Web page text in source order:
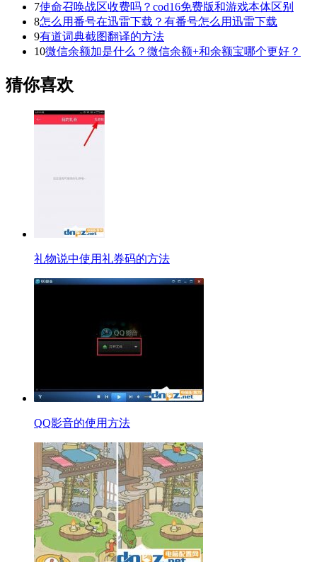
7使命召唤战区收费吗？cod16免费版和游戏本体区别
8怎么用番号在迅雷下载？有番号怎么用迅雷下载
9有道词典截图翻译的方法
10微信余额加是什么？微信余额+和余额宝哪个更好？
猜你喜欢
礼物说中使用礼券码的方法
QQ影音的使用方法